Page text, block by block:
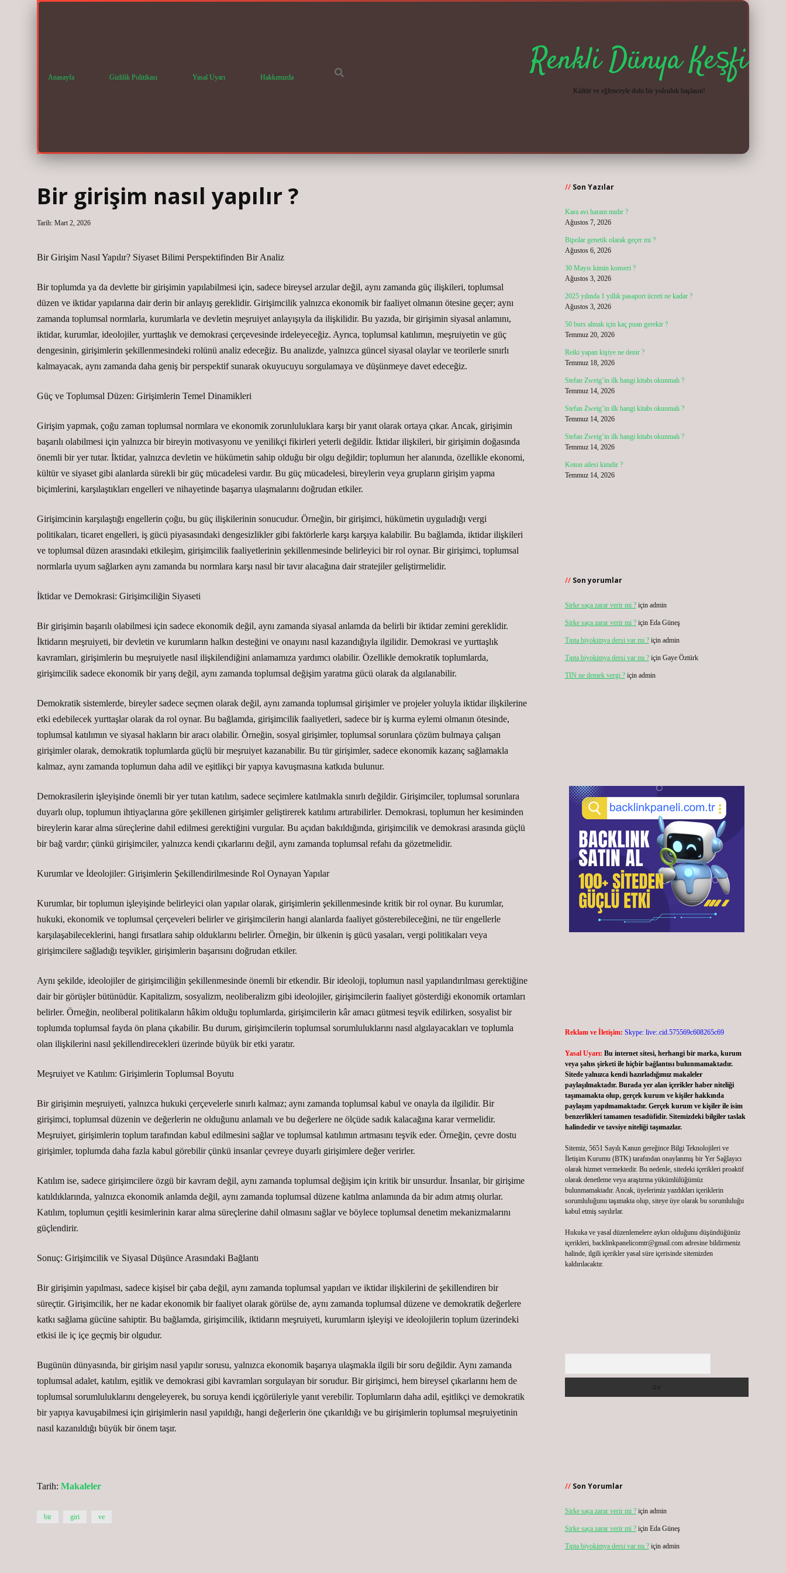
Anasayfa Gizlilik Politikası Yasal Uyarı Hakkımızda Renkli Dünya Keşfi
Kültür ve eğlenceyle dolu bir yolculuk başlasın!
Bir girişim nasıl yapılır ?
Tarih: Mart 2, 2026
Bir Girişim Nasıl Yapılır? Siyaset Bilimi Perspektifinden Bir Analiz
Bir toplumda ya da devlette bir girişimin yapılabilmesi için, sadece bireysel arzular değil, aynı zamanda güç ilişkileri, toplumsal
düzen ve iktidar yapılarına dair derin bir anlayış gereklidir. Girişimcilik yalnızca ekonomik bir faaliyet olmanın ötesine geçer; aynı
zamanda toplumsal normlarla, kurumlarla ve devletin meşruiyet anlayışıyla da ilişkilidir. Bu yazıda, bir girişimin siyasal anlamını,
iktidar, kurumlar, ideolojiler, yurttaşlık ve demokrasi çerçevesinde irdeleyeceğiz. Ayrıca, toplumsal katılımın, meşruiyetin ve güç
dengesinin, girişimlerin şekillenmesindeki rolünü analiz edeceğiz. Bu analizde, yalnızca güncel siyasal olaylar ve teorilerle sınırlı
kalmayacak, aynı zamanda daha geniş bir perspektif sunarak okuyucuyu sorgulamaya ve düşünmeye davet edeceğiz.
Güç ve Toplumsal Düzen: Girişimlerin Temel Dinamikleri
Girişim yapmak, çoğu zaman toplumsal normlara ve ekonomik zorunluluklara karşı bir yanıt olarak ortaya çıkar. Ancak, girişimin
başarılı olabilmesi için yalnızca bir bireyin motivasyonu ve yenilikçi fikirleri yeterli değildir. İktidar ilişkileri, bir girişimin doğasında
önemli bir yer tutar. İktidar, yalnızca devletin ve hükümetin sahip olduğu bir olgu değildir; toplumun her alanında, özellikle ekonomi,
kültür ve siyaset gibi alanlarda sürekli bir güç mücadelesi vardır. Bu güç mücadelesi, bireylerin veya grupların girişim yapma
biçimlerini, karşılaştıkları engelleri ve nihayetinde başarıya ulaşmalarını doğrudan etkiler.
Girişimcinin karşılaştığı engellerin çoğu, bu güç ilişkilerinin sonucudur. Örneğin, bir girişimci, hükümetin uyguladığı vergi
politikaları, ticaret engelleri, iş gücü piyasasındaki dengesizlikler gibi faktörlerle karşı karşıya kalabilir. Bu bağlamda, iktidar ilişkileri
ve toplumsal düzen arasındaki etkileşim, girişimcilik faaliyetlerinin şekillenmesinde belirleyici bir rol oynar. Bir girişimci, toplumsal
normlarla uyum sağlarken aynı zamanda bu normlara karşı nasıl bir tavır alacağına dair stratejiler geliştirmelidir.
İktidar ve Demokrasi: Girişimciliğin Siyaseti
Bir girişimin başarılı olabilmesi için sadece ekonomik değil, aynı zamanda siyasal anlamda da belirli bir iktidar zemini gereklidir.
İktidarın meşruiyeti, bir devletin ve kurumların halkın desteğini ve onayını nasıl kazandığıyla ilgilidir. Demokrasi ve yurttaşlık
kavramları, girişimlerin bu meşruiyetle nasıl ilişkilendiğini anlamamıza yardımcı olabilir. Özellikle demokratik toplumlarda,
girişimcilik sadece ekonomik bir yarış değil, aynı zamanda toplumsal değişim yaratma gücü olarak da algılanabilir.
Demokratik sistemlerde, bireyler sadece seçmen olarak değil, aynı zamanda toplumsal girişimler ve projeler yoluyla iktidar ilişkilerine
etki edebilecek yurttaşlar olarak da rol oynar. Bu bağlamda, girişimcilik faaliyetleri, sadece bir iş kurma eylemi olmanın ötesinde,
toplumsal katılımın ve siyasal hakların bir aracı olabilir. Örneğin, sosyal girişimler, toplumsal sorunlara çözüm bulmaya çalışan
girişimler olarak, demokratik toplumlarda güçlü bir meşruiyet kazanabilir. Bu tür girişimler, sadece ekonomik kazanç sağlamakla
kalmaz, aynı zamanda toplumun daha adil ve eşitlikçi bir yapıya kavuşmasına katkıda bulunur.
Demokrasilerin işleyişinde önemli bir yer tutan katılım, sadece seçimlere katılmakla sınırlı değildir. Girişimciler, toplumsal sorunlara
duyarlı olup, toplumun ihtiyaçlarına göre şekillenen girişimler geliştirerek katılımı artırabilirler. Demokrasi, toplumun her kesiminden
bireylerin karar alma süreçlerine dahil edilmesi gerektiğini vurgular. Bu açıdan bakıldığında, girişimcilik ve demokrasi arasında güçlü
bir bağ vardır; çünkü girişimciler, yalnızca kendi çıkarlarını değil, aynı zamanda toplumsal refahı da gözetmelidir.
Kurumlar ve İdeolojiler: Girişimlerin Şekillendirilmesinde Rol Oynayan Yapılar
Kurumlar, bir toplumun işleyişinde belirleyici olan yapılar olarak, girişimlerin şekillenmesinde kritik bir rol oynar. Bu kurumlar,
hukuki, ekonomik ve toplumsal çerçeveleri belirler ve girişimcilerin hangi alanlarda faaliyet gösterebileceğini, ne tür engellerle
karşılaşabileceklerini, hangi fırsatlara sahip olduklarını belirler. Örneğin, bir ülkenin iş gücü yasaları, vergi politikaları veya
girişimcilere sağladığı teşvikler, girişimlerin başarısını doğrudan etkiler.
Aynı şekilde, ideolojiler de girişimciliğin şekillenmesinde önemli bir etkendir. Bir ideoloji, toplumun nasıl yapılandırılması gerektiğine
dair bir görüşler bütünüdür. Kapitalizm, sosyalizm, neoliberalizm gibi ideolojiler, girişimcilerin faaliyet gösterdiği ekonomik ortamları
belirler. Örneğin, neoliberal politikaların hâkim olduğu toplumlarda, girişimcilerin kâr amacı gütmesi teşvik edilirken, sosyalist bir
toplumda toplumsal fayda ön plana çıkabilir. Bu durum, girişimcilerin toplumsal sorumluluklarını nasıl algılayacakları ve toplumla
olan ilişkilerini nasıl şekillendirecekleri üzerinde büyük bir etki yaratır.
Meşruiyet ve Katılım: Girişimlerin Toplumsal Boyutu
Bir girişimin meşruiyeti, yalnızca hukuki çerçevelerle sınırlı kalmaz; aynı zamanda toplumsal kabul ve onayla da ilgilidir. Bir
girişimci, toplumsal düzenin ve değerlerin ne olduğunu anlamalı ve bu değerlere ne ölçüde sadık kalacağına karar vermelidir.
Meşruiyet, girişimlerin toplum tarafından kabul edilmesini sağlar ve toplumsal katılımın artmasını teşvik eder. Örneğin, çevre dostu
girişimler, toplumda daha fazla kabul görebilir çünkü insanlar çevreye duyarlı girişimlere değer verirler.
Katılım ise, sadece girişimcilere özgü bir kavram değil, aynı zamanda toplumsal değişim için kritik bir unsurdur. İnsanlar, bir girişime
katıldıklarında, yalnızca ekonomik anlamda değil, aynı zamanda toplumsal düzene katılma anlamında da bir adım atmış olurlar.
Katılım, toplumun çeşitli kesimlerinin karar alma süreçlerine dahil olmasını sağlar ve böylece toplumsal denetim mekanizmalarını
güçlendirir.
Sonuç: Girişimcilik ve Siyasal Düşünce Arasındaki Bağlantı
Bir girişimin yapılması, sadece kişisel bir çaba değil, aynı zamanda toplumsal yapıları ve iktidar ilişkilerini de şekillendiren bir
süreçtir. Girişimcilik, her ne kadar ekonomik bir faaliyet olarak görülse de, aynı zamanda toplumsal düzene ve demokratik değerlere
katkı sağlama gücüne sahiptir. Bu bağlamda, girişimcilik, iktidarın meşruiyeti, kurumların işleyişi ve ideolojilerin toplum üzerindeki
etkisi ile iç içe geçmiş bir olgudur.
Bugünün dünyasında, bir girişim nasıl yapılır sorusu, yalnızca ekonomik başarıya ulaşmakla ilgili bir soru değildir. Aynı zamanda
toplumsal adalet, katılım, eşitlik ve demokrasi gibi kavramları sorgulayan bir sorudur. Bir girişimci, hem bireysel çıkarlarını hem de
toplumsal sorumluluklarını dengeleyerek, bu soruya kendi içgörüleriyle yanıt verebilir. Toplumların daha adil, eşitlikçi ve demokratik
bir yapıya kavuşabilmesi için girişimlerin nasıl yapıldığı, hangi değerlerin öne çıkarıldığı ve bu girişimlerin toplumsal meşruiyetinin
nasıl kazanıldığı büyük bir önem taşır.
Tarih: Makaleler
bir giri ve
Sidebar
Son Yazılar
Kara avı haram mıdır ?
Ağustos 7, 2026
Bipolar genetik olarak geçer mi ?
Ağustos 6, 2026
30 Mayıs kimin konseri ?
Ağustos 3, 2026
2025 yılında 1 yıllık pasaport ücreti ne kadar ?
Ağustos 3, 2026
50 burs almak için kaç puan gerekir ?
Temmuz 20, 2026
Reiki yapan kişiye ne denir ?
Temmuz 18, 2026
Stefan Zweig’in ilk hangi kitabı okunmalı ?
Temmuz 14, 2026
Stefan Zweig’in ilk hangi kitabı okunmalı ?
Temmuz 14, 2026
Stefan Zweig’in ilk hangi kitabı okunmalı ?
Temmuz 14, 2026
Koton ailesi kimdir ?
Temmuz 14, 2026
Son yorumlar
Sirke saça zarar verir mi ?için admin
Sirke saça zarar verir mi ?için Eda Güneş
Tıpta biyokimya dersi var mı ?için admin
Tıpta biyokimya dersi var mı ?için Gaye Öztürk
TIN ne demek vergi ?için admin
Reklam ve İletişim: Skype: live:.cid.575569c608265c69
Yasal Uyarı: Bu internet sitesi, herhangi bir marka, kurum
veya şahıs şirketi ile hiçbir bağlantısı bulunmamaktadır.
Sitede yalnızca kendi hazırladığımız makaleler
paylaşılmaktadır. Burada yer alan içerikler haber niteliği
taşımamakta olup, gerçek kurum ve kişiler hakkında
paylaşım yapılmamaktadır. Gerçek kurum ve kişiler ile isim
benzerlikleri tamamen tesadüfidir. Sitemizdeki bilgiler taslak
halindedir ve tavsiye niteliği taşımazlar.
Sitemiz, 5651 Sayılı Kanun gereğince Bilgi Teknolojileri ve
İletişim Kurumu (BTK) tarafından onaylanmış bir Yer Sağlayıcı
olarak hizmet vermektedir. Bu nedenle, sitedeki içerikleri proaktif
olarak denetleme veya araştırma yükümlülüğümüz
bulunmamaktadır. Ancak, üyelerimiz yazdıkları içeriklerin
sorumluluğunu taşımakta olup, siteye üye olarak bu sorumluluğu
kabul etmiş sayılırlar.
Hukuka ve yasal düzenlemelere aykırı olduğunu düşündüğünüz
içerikleri, backlinkpanelicomtr@gmail.comadresine bildirmeniz
halinde, ilgili içerikler yasal süre içerisinde sitemizden
kaldırılacaktır.
Son Yorumlar
Sirke saça zarar verir mi ?için admin
Sirke saça zarar verir mi ?için Eda Güneş
Tıpta biyokimya dersi var mı ?için admin